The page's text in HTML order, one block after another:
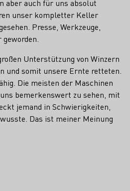
aber auch für uns absolut
unser kompletter Keller
Presse, Werkzeuge,
Unterstützung von Winzern
und somit unsere Ernte retteten.
Die meisten der Maschinen
bemerkenswert zu sehen, mit
jemand in Schwierigkeiten,
Das ist meiner Meinung